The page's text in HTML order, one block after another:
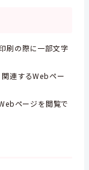
刷の際に一部文字
連するWebペー
ページを閲覧で